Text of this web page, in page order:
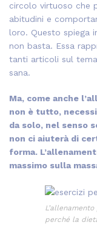
circolo virtuoso che
abitudini e
loro. Questo spiega
non basta. Essa
tanti articoli sul
sana.
Ma, come anche
non è tutto,
da solo, nel senso
non ci aiuterà di
forma.
massimo sulla
perché la